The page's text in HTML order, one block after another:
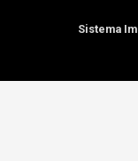
Sistema